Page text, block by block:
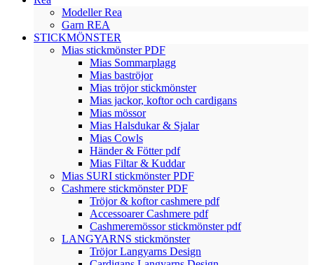
Modeller Rea
Garn REA
STICKMÖNSTER
Mias stickmönster PDF
Mias Sommarplagg
Mias baströjor
Mias tröjor stickmönster
Mias jackor, koftor och cardigans
Mias mössor
Mias Halsdukar & Sjalar
Mias Cowls
Händer & Fötter pdf
Mias Filtar & Kuddar
Mias SURI stickmönster PDF
Cashmere stickmönster PDF
Tröjor & koftor cashmere pdf
Accessoarer Cashmere pdf
Cashmeremössor stickmönster pdf
LANGYARNS stickmönster
Tröjor Langyarns Design